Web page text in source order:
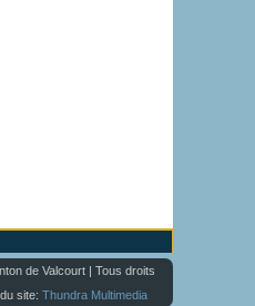
de Valcourt | Tous droits
site: Thundra Multimedia